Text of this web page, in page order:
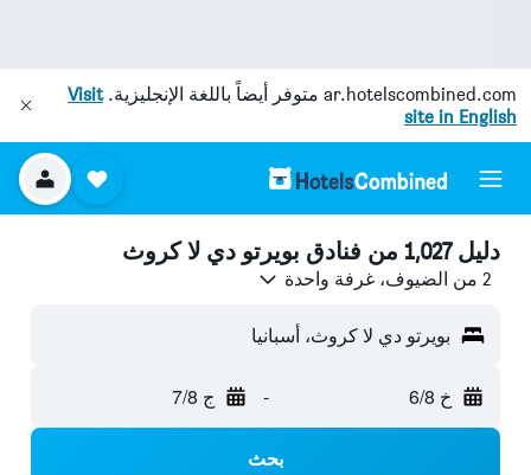
ar.hotelscombined.com متوفر أيضاً باللغة الإنجليزية.Visit
site in English
دليل 1,027 من فنادق بويرتو دي لا كروث
2 من الضيوف، غرفة واحدة
بويرتو دي لا كروث، أسبانيا
خ 6/8 - ج 7/8
بحث